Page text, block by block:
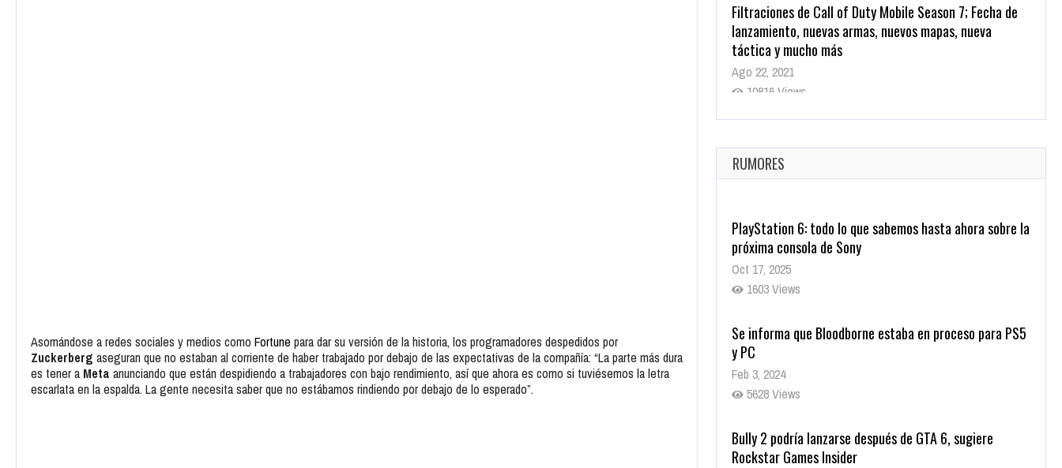
Asomándose a redes sociales y medios como Fortune para dar su versión de la historia, los programadores despedidos por
Zuckerberg aseguran que no estaban al corriente de haber trabajado por debajo de las expectativas de la compañía: “La parte más dura
es tener a Meta anunciando que están despidiendo a trabajadores con bajo rendimiento, así que ahora es como si tuviésemos la letra
escarlata en la espalda. La gente necesita saber que no estábamos rindiendo por debajo de lo esperado”.
Filtraciones de Call of Duty Mobile Season 7; Fecha de
lanzamiento, nuevas armas, nuevos mapas, nueva
táctica y mucho más
Ago 22, 2021
10816 Views
La configuración de Call of Duty 2021 aparentemente
Ago 8, 2021
10002 Views
RUMORES
PlayStation 6: todo lo que sabemos hasta ahora sobre la
próxima consola de Sony
Oct 17, 2025
1603 Views
Se informa que Bloodborne estaba en proceso para PS5
y PC
Feb 3, 2024
5628 Views
Bully 2 podría lanzarse después de GTA 6, sugiere
Rockstar Games Insider